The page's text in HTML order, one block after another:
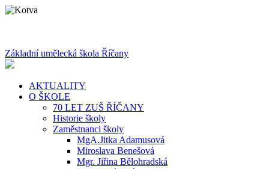
Základní umělecká škola Říčany
AKTUALITY
O ŠKOLE
70 LET ZUŠ ŘÍČANY
Historie školy
Zaměstnanci školy
MgA.Jitka Adamusová
Miroslava Benešová
Mgr. Jiřina Bělohradská